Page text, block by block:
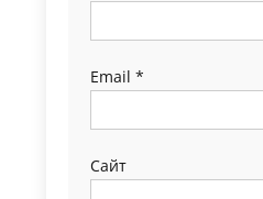
Email *
Сайт